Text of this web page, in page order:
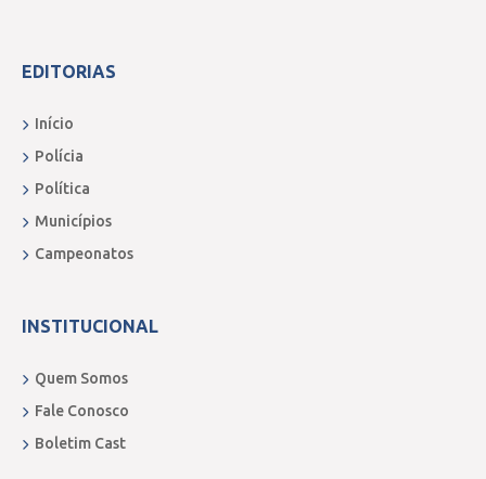
EDITORIAS
Início
Polícia
Política
Municípios
Campeonatos
INSTITUCIONAL
Quem Somos
Fale Conosco
Boletim Cast